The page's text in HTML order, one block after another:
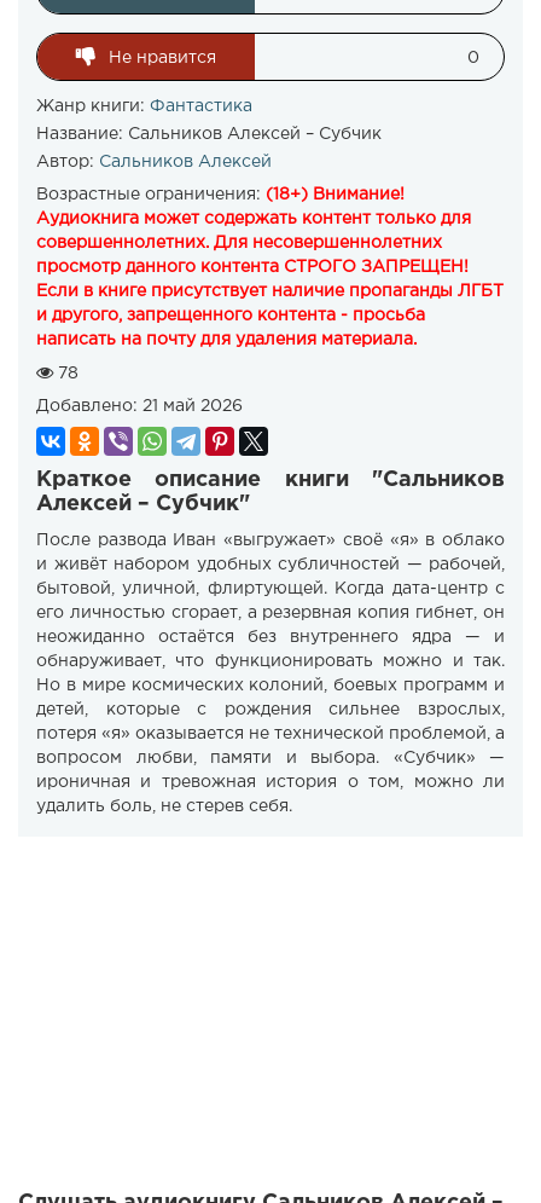
Не нравится 0
Жанр книги: Фантастика
Название: Сальников Алексей – Субчик
Автор: Сальников Алексей
Возрастные ограничения: (18+) Внимание!
Аудиокнига может содержать контент только для
совершеннолетних. Для несовершеннолетних
просмотр данного контента СТРОГО ЗАПРЕЩЕН!
Если в книге присутствует наличие пропаганды ЛГБТ
и другого, запрещенного контента - просьба
написать на почту для удаления материала.
78
Добавлено: 21 май 2026
Краткое описание книги "Сальников
Алексей – Субчик"
После развода Иван «выгружает» своё «я» в облако
и живёт набором удобных субличностей — рабочей,
бытовой, уличной, флиртующей. Когда дата-центр с
его личностью сгорает, а резервная копия гибнет, он
неожиданно остаётся без внутреннего ядра — и
обнаруживает, что функционировать можно и так.
Но в мире космических колоний, боевых программ и
детей, которые с рождения сильнее взрослых,
потеря «я» оказывается не технической проблемой, а
вопросом любви, памяти и выбора. «Субчик» —
ироничная и тревожная история о том, можно ли
удалить боль, не стерев себя.